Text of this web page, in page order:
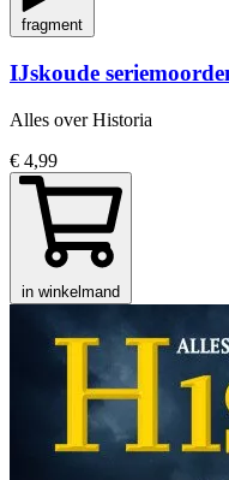
fragment
IJskoude
Alles over Historia
€ 4,99
in winkelmand